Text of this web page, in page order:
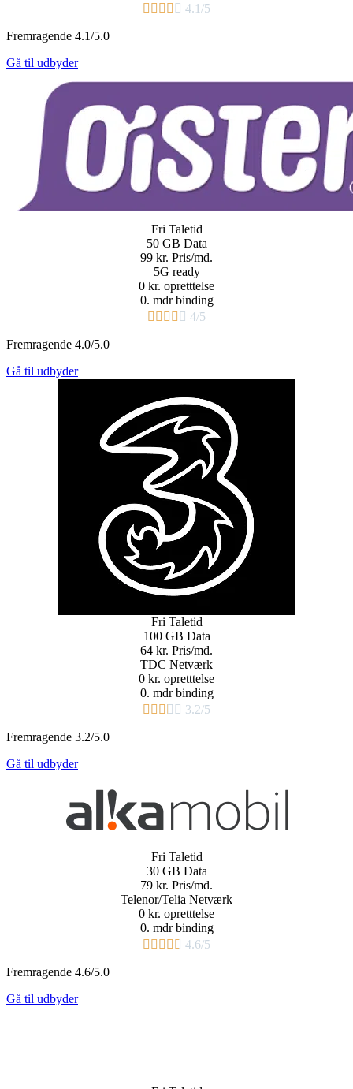
     4.1/5
Fremragende 4.1/5.0
Gå til udbyder
Fri Taletid
50 GB Data
99 kr. Pris/md.​
5G ready
0 kr. opretttelse
0. mdr binding​
     4/5
Fremragende 4.0/5.0
Gå til udbyder
Fri Taletid
100 GB Data
64 kr. Pris/md.​
TDC Netværk​
0 kr. opretttelse
0. mdr binding​
     3.2/5
Fremragende 3.2/5.0
Gå til udbyder
Fri Taletid
30 GB Data
79 kr. Pris/md.​
Telenor/Telia Netværk
0 kr. opretttelse
0. mdr binding​
     4.6/5
Fremragende 4.6/5.0
Gå til udbyder